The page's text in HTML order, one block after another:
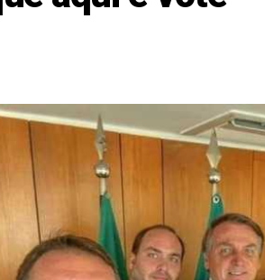
aguarda PGR para decidir sobre
aciona PF após TCU encontrar
perderam R$ 62,5 bilhões para